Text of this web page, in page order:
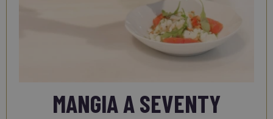
MANGIA A SEVENTY